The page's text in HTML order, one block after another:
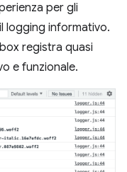
per gli
logging informativo.
registra quasi
e funzionale.